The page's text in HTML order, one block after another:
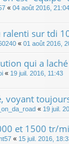
« 04 août 2016, 21:04
sur tdi
« 01 août 2016,
qui a laché
« 19 juil. 2016, 11:43
voyant
« 19 juil.
et 1500 tr/
« 15 juil. 2016,